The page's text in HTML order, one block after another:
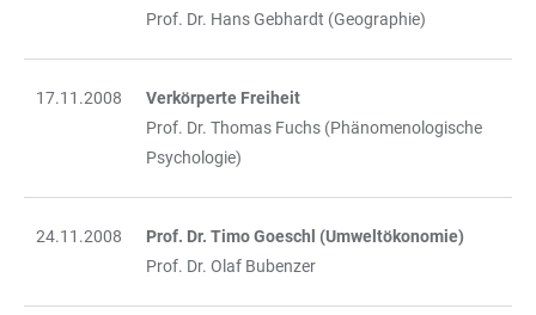
Prof. Dr. Hans Gebhardt (Geographie)
17.11.2008
Verkörperte Freiheit
Prof. Dr. Thomas Fuchs (Phänomenologische
Psychologie)
24.11.2008
Prof. Dr. Timo Goeschl (Umweltökonomie)
Prof. Dr. Olaf Bubenzer